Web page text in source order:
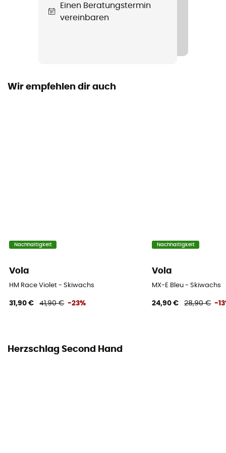
Einen Beratungstermin
vereinbaren
Wir empfehlen dir auch
Nachhaltigkeit
Vola
HM Race Violet - Skiwachs
31,90 € 41,90 € -23%
Nachhaltigkeit
Vola
MX-E Bleu - Skiwachs
24,90 € 28,90 € -
Herzschlag Second Hand